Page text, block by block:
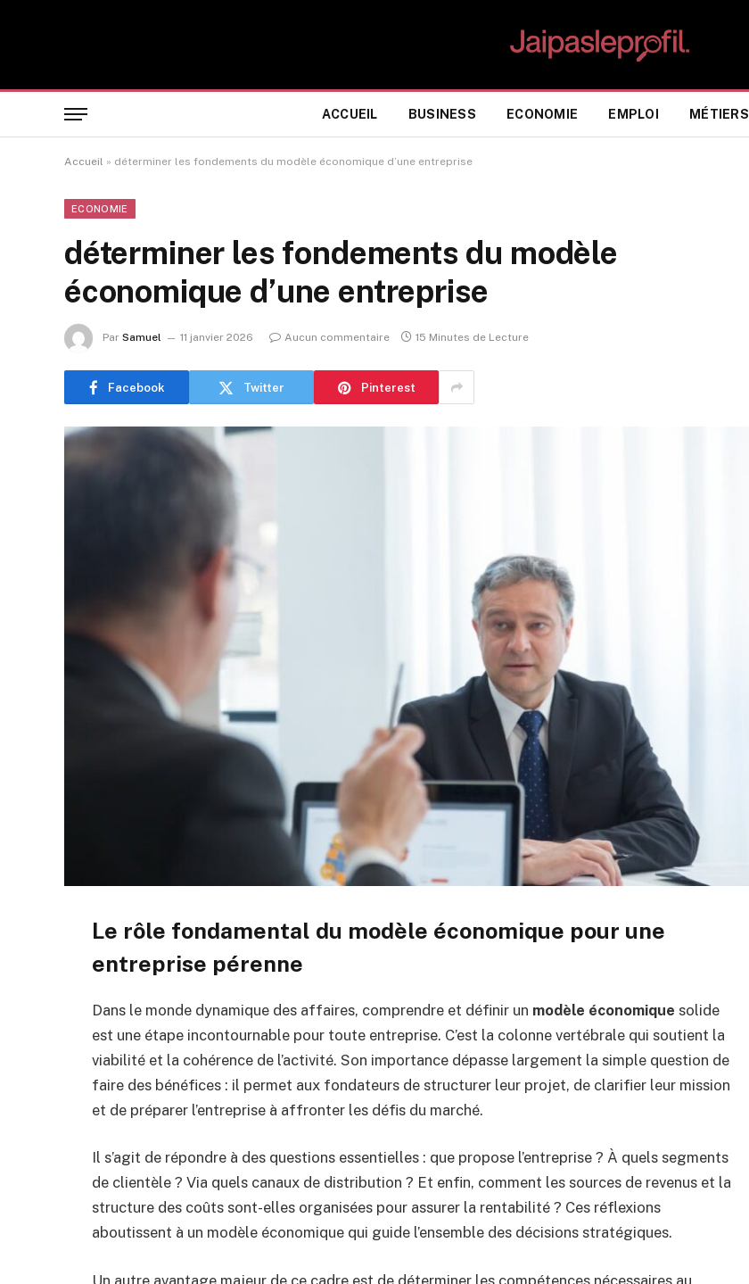
ACCUEIL BUSINESS ECONOMIE EMPLOI MÉTIERS
Accueil » déterminer les fondements du modèle économique d’une entreprise
ECONOMIE
déterminer les fondements du modèle
économique d’une entreprise
Par Samuel 11 janvier 2026 Aucun commentaire 15 Minutes de Lecture
Facebook Twitter Pinterest
Le rôle fondamental du modèle économique pour une
entreprise pérenne
Dans le monde dynamique des affaires, comprendre et définir un modèle économique solide
est une étape incontournable pour toute entreprise. C’est la colonne vertébrale qui soutient la
viabilité et la cohérence de l’activité. Son importance dépasse largement la simple question de
faire des bénéfices : il permet aux fondateurs de structurer leur projet, de clarifier leur mission
et de préparer l’entreprise à affronter les défis du marché.
Il s’agit de répondre à des questions essentielles : que propose l’entreprise ? À quels segments
de clientèle ? Via quels canaux de distribution ? Et enfin, comment les sources de revenus et la
structure des coûts sont-elles organisées pour assurer la rentabilité ? Ces réflexions
aboutissent à un modèle économique qui guide l’ensemble des décisions stratégiques.
Un autre avantage majeur de ce cadre est de déterminer les compétences nécessaires au